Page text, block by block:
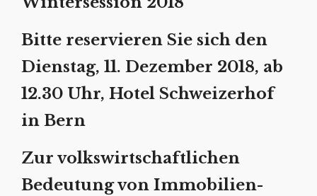
Bitte reservieren Sie sich den
Dienstag, 11. Dezember 2018, ab
12.30 Uhr, Hotel Schweizerhof
in Bern
Zur volkswirtschaftlichen
Bedeutung von Immobilien-